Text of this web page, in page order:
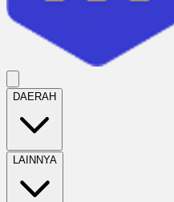
DAERAH
LAINNYA